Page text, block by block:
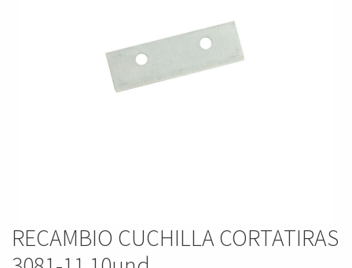
RECAMBIO CUCHILLA CORTATIRAS